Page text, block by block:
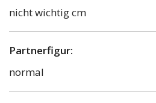
nicht wichtig cm
Partnerfigur:
normal